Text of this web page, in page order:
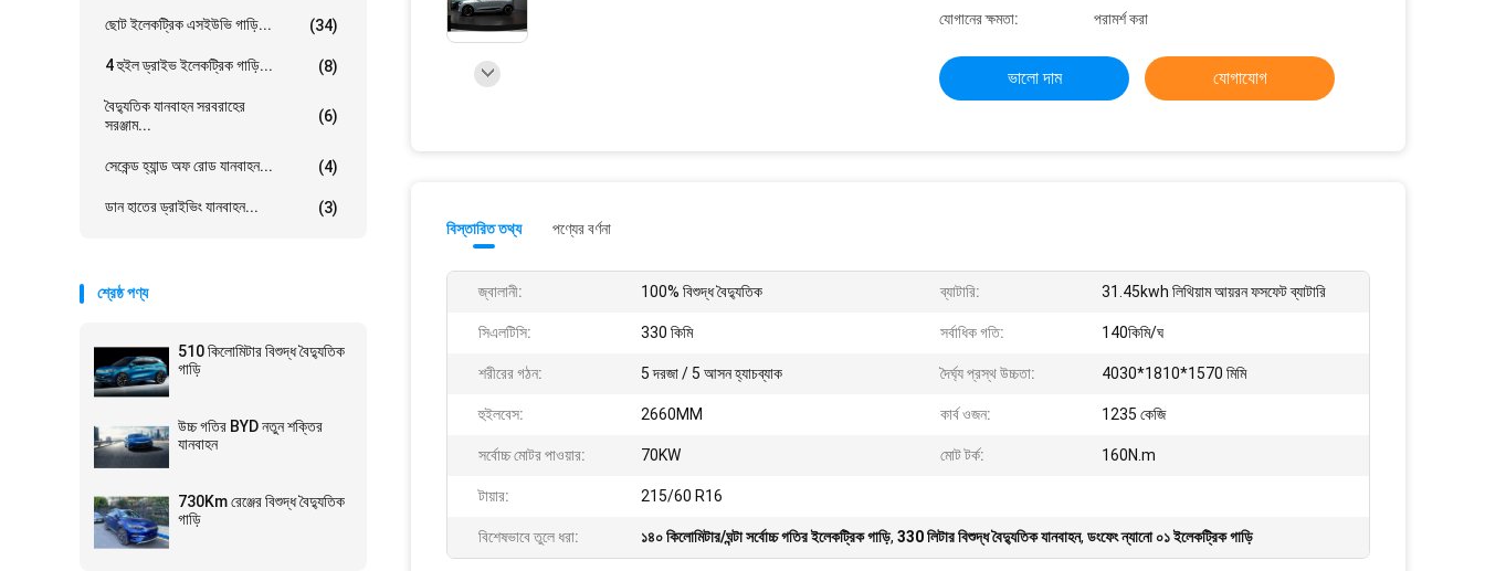
ছোট ইলেকট্রিক এসইউভি গাড়ি... (34)
4 হুইল ড্রাইভ ইলেকট্রিক গাড়ি... (8)
বৈদ্যুতিক যানবাহন সরবরাহের
সরঞ্জাম...
(6)
সেকেন্ড হ্যান্ড অফ রোড যানবাহন... (4)
ডান হাতের ড্রাইভিং যানবাহন... (3)
শ্রেষ্ঠ পণ্য
510 কিলোমিটার বিশুদ্ধ বৈদ্যুতিক
গাড়ি
উচ্চ গতির BYD নতুন শক্তির
যানবাহন
730Km রেঞ্জের বিশুদ্ধ বৈদ্যুতিক
গাড়ি
যোগানের ক্ষমতা:
পরামর্শ করা
ভালো দাম যোগাযোগ
বিস্তারিত তথ্য পণ্যের বর্ণনা
জ্বালানী: 100% বিশুদ্ধ বৈদ্যুতিক ব্যাটারি: 31.45kwh লিথিয়াম আয়রন ফসফেট ব্যাটারি
সিএলটিসি: 330 কিমি সর্বাধিক গতি: 140কিমি/ঘ
শরীরের গঠন: 5 দরজা / 5 আসন হ্যাচব্যাক দৈর্ঘ্য প্রস্থ উচ্চতা: 4030*1810*1570 মিমি
হুইলবেস: 2660MM কার্ব ওজন: 1235 কেজি
সর্বোচ্চ মোটর পাওয়ার: 70KW মোট টর্ক: 160N.m
টায়ার: 215/60 R16
বিশেষভাবে তুলে ধরা: ১৪০ কিলোমিটার/ঘন্টা সর্বোচ্চ গতির ইলেকট্রিক গাড়ি, 330 লিটার বিশুদ্ধ বৈদ্যুতিক যানবাহন, ডংফেং ন্যানো ০১ ইলেকট্রিক গাড়ি